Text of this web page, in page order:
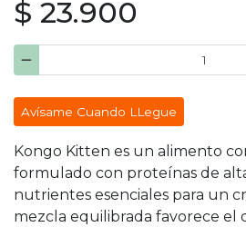
$ 23.900
Avísame Cuando LLegue
Kongo Kitten es un alimento
formulado con proteínas de
nutrientes esenciales para un
mezcla equilibrada favorece el